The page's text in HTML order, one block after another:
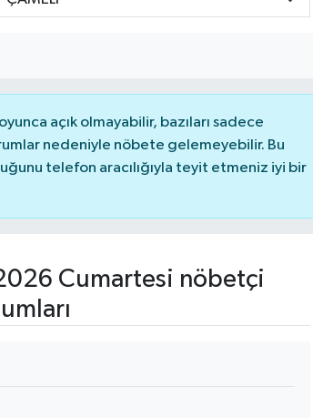
açık olmayabilir, bazıları sadece
nedeniyle nöbete gelemeyebilir. Bu
telefon aracılığıyla teyit etmeniz iyi bir
Cumartesi nöbetçi